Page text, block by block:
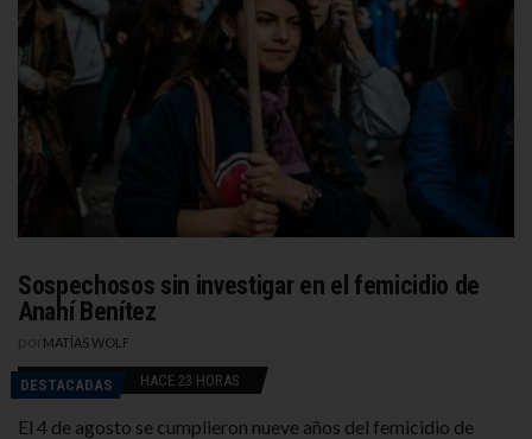
Sospechosos sin investigar en el femicidio de
Anahí Benítez
MATÍAS WOLF
DESTACADAS HACE 23 HORAS
El 4 de agosto se cumplieron nueve años del femicidio de